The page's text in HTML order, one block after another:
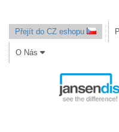
Přejít do CZ eshopu
O Nás